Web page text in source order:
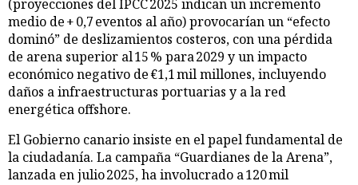
(proyecciones del IPCC 2025 indican un incremento
medio de + 0,7 eventos al año) provocarían un “efecto
dominó” de deslizamientos costeros, con una pérdida
de arena superior al 15 % para 2029 y un impacto
económico negativo de €1,1 mil millones, incluyendo
daños a infraestructuras portuarias y a la red
energética offshore.
El Gobierno canario insiste en el papel fundamental de
la ciudadanía. La campaña “Guardianes de la Arena”,
lanzada en julio 2025, ha involucrado a 120 mil